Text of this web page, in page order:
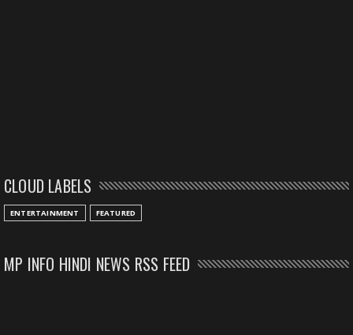
CLOUD LABELS
ENTERTAINMENT FEATURED
MP INFO HINDI NEWS RSS FEED